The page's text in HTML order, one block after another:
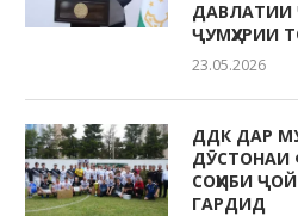
ДАВЛАТИИ
ҶУМҲУРИИ
23.05.2026
ДДК ДАР
ДӮСТОНАИ
СОҲИБИ
ГАРДИД